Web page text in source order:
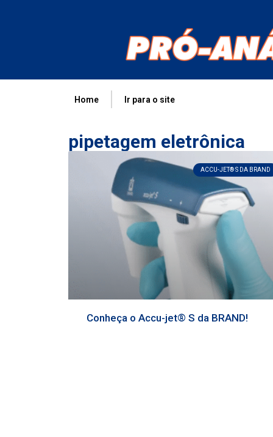
Home Ir para o site
pipetagem eletrônica
ACCU-JET® S DA BRAND
Conheça o Accu-jet® S da BRAND!